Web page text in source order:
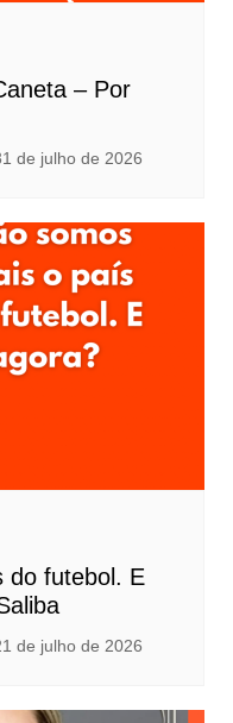
– Por
de julho de 2026
do futebol. E
de julho de 2026